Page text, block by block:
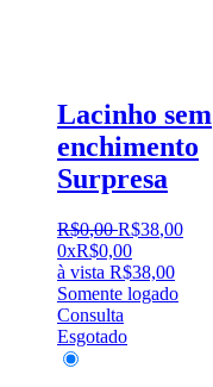
Lacinho sem
enchimento
Surpresa
R$0,00 R$38,00
0xR$0,00
à vista R$38,00
Somente logado
Consulta
Esgotado